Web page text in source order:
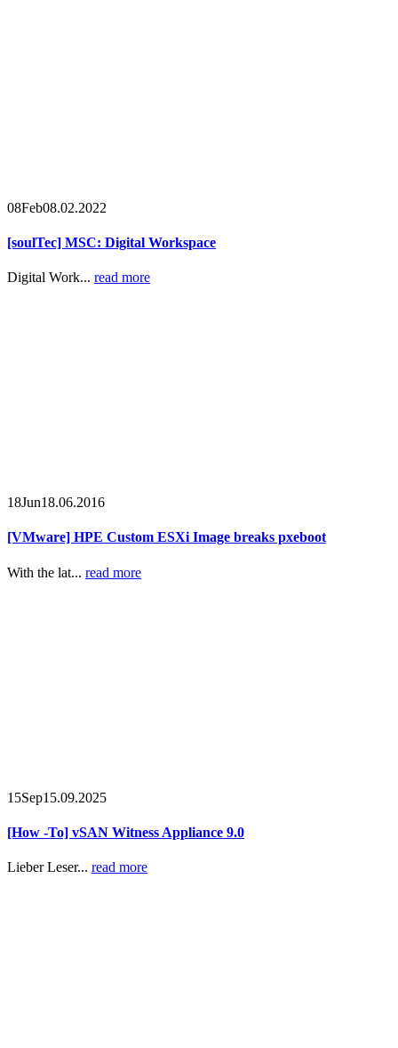
08Feb08.02.2022
[soulTec] MSC: Digital Workspace
Digital Work... read more
18Jun18.06.2016
[VMware] HPE Custom ESXi Image breaks pxeboot
With the lat... read more
15Sep15.09.2025
[How -To] vSAN Witness Appliance 9.0
Lieber Leser... read more